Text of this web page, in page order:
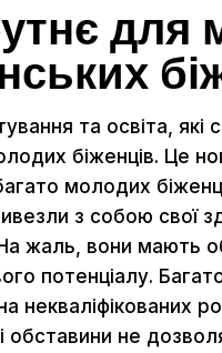
для
та освіта, які
біженців. Це
молодих
з собою свої
жаль, вони мають
потенціалу.
некваліфікованих
обставини не